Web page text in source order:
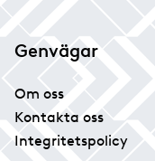
Genvägar
Om oss
Kontakta oss
Integritetspolicy